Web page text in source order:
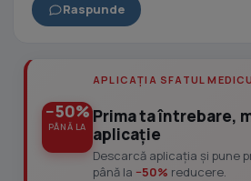
Raspunde
−50%
PÂNĂ LA
APLICAȚIA SFATUL
Prima ta întrebare,
aplicație
Descarcă aplicația și pune
până la −50% reducere.